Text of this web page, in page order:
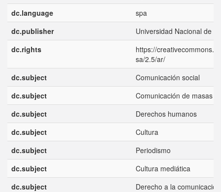
dc.language
spa
dc.publisher
Universidad Nacional de
dc.rights
https://
sa/2.5/ar/
dc.subject
Comunicación social
dc.subject
Comunicación de masas
dc.subject
Derechos humanos
dc.subject
Cultura
dc.subject
Periodismo
dc.subject
Cultura mediática
dc.subject
Derecho a la comunicación